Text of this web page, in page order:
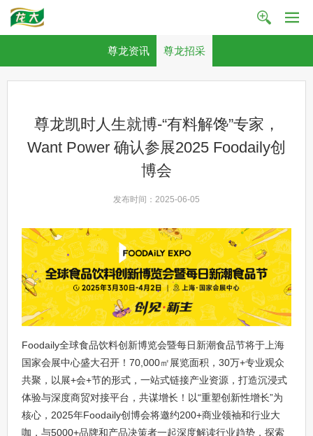
尊龙资讯 尊龙招采
尊龙凯时人生就博-“有料解馋”专家，
Want Power 确认参展2025 Foodaily创
博会
发布时间：2025-06-05
Foodaily全球食品饮料创新博览会暨每日新潮食品节将于上海
国家会展中心盛大召开！70,000㎡展览面积，30万+专业观众
共聚，以展+会+节的形式，一站式链接产业资源，打造沉浸式
体验与深度商贸对接平台，共谋增长！以“重塑创新性增长”为
核心，2025年Foodaily创博会将邀约200+商业领袖和行业大
咖，与5000+品牌和产品决策者一起深度解读行业趋势，探索